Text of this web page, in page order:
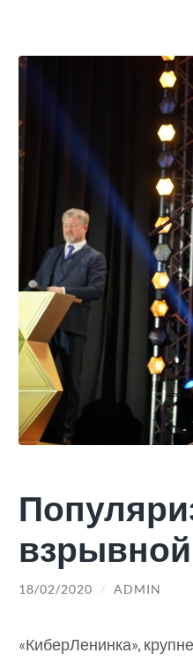
взрывной
18/02/2020 / ADMIN
«КиберЛенинка»,